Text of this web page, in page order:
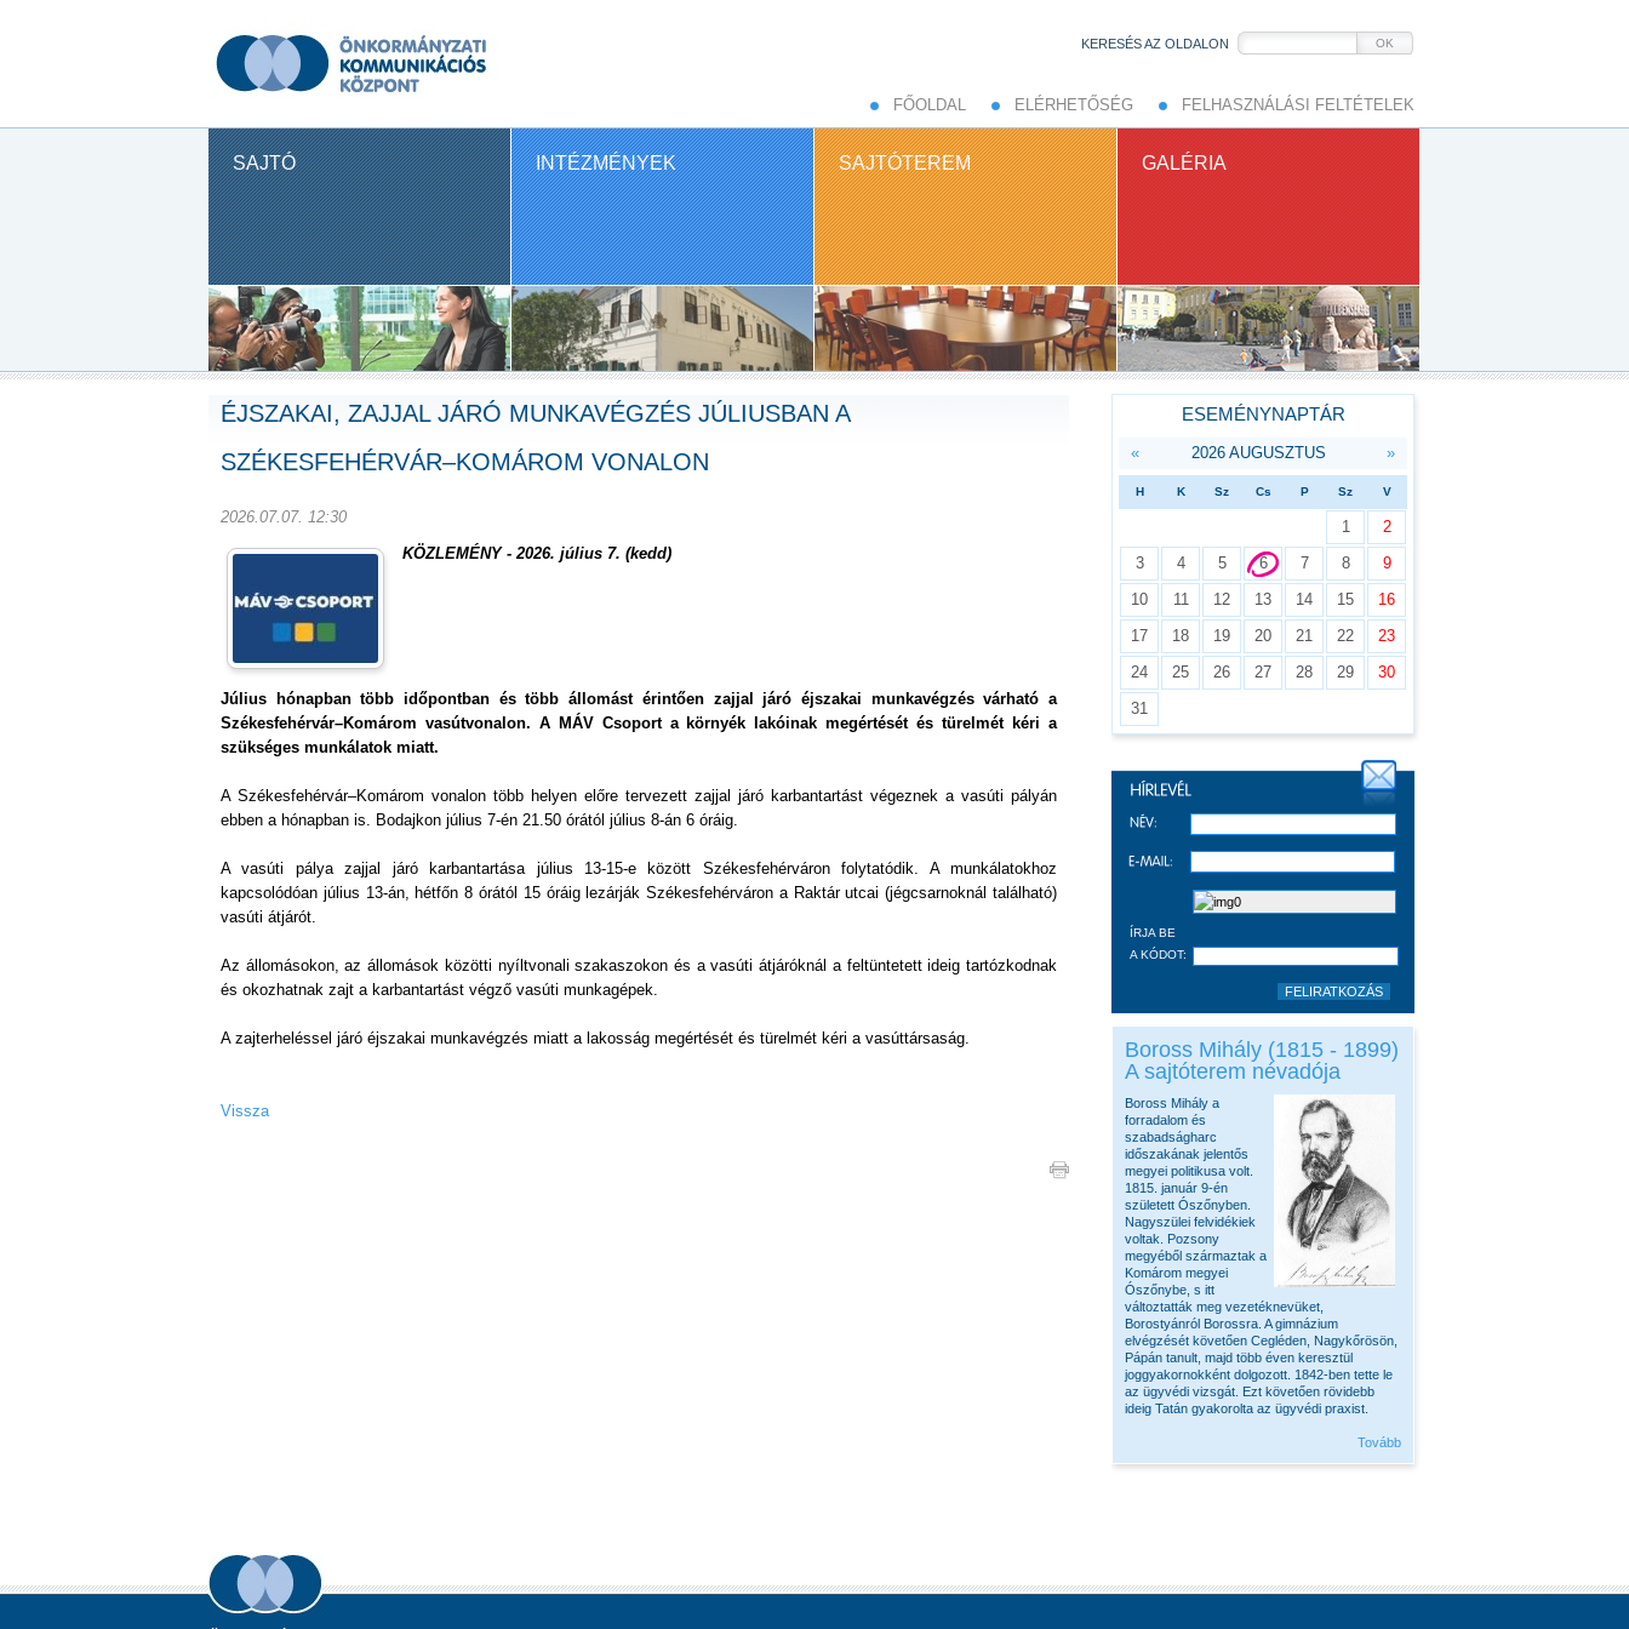
KERESÉS AZ OLDALON OK
FŐOLDAL ELÉRHETŐSÉG FELHASZNÁLÁSI FELTÉTELEK
SAJTÓ INTÉZMÉNYEK SAJTÓTEREM GALÉRIA
ÉJSZAKAI, ZAJJAL JÁRÓ MUNKAVÉGZÉS JÚLIUSBAN A
SZÉKESFEHÉRVÁR–KOMÁROM VONALON
2026.07.07. 12:30
KÖZLEMÉNY - 2026. július 7. (kedd)
Július hónapban több időpontban és több állomást érintően zajjal járó éjszakai munkavégzés várható a
Székesfehérvár–Komárom vasútvonalon. A MÁV Csoport a környék lakóinak megértését és türelmét kéri a
szükséges munkálatok miatt.
A Székesfehérvár–Komárom vonalon több helyen előre tervezett zajjal járó karbantartást végeznek a vasúti pályán
ebben a hónapban is. Bodajkon július 7-én 21.50 órától július 8-án 6 óráig.
A vasúti pálya zajjal járó karbantartása július 13-15-e között Székesfehérváron folytatódik. A munkálatokhoz
kapcsolódóan július 13-án, hétfőn 8 órától 15 óráig lezárják Székesfehérváron a Raktár utcai (jégcsarnoknál található)
vasúti átjárót.
Az állomásokon, az állomások közötti nyíltvonali szakaszokon és a vasúti átjáróknál a feltüntetett ideig tartózkodnak
és okozhatnak zajt a karbantartást végző vasúti munkagépek.
A zajterheléssel járó éjszakai munkavégzés miatt a lakosság megértését és türelmét kéri a vasúttársaság.
Vissza
ESEMÉNYNAPTÁR
« 2026 AUGUSZTUS »
H K Sz Cs P Sz V
1
2
3
4 5 6 7 8
9
10
11 12 13 14 15
16
17
18 19 20 21 22
23
24
25 26 27 28 29
30
31
ÍRJA BE
A KÓDOT:
Boross Mihály (1815 - 1899)
A sajtóterem névadója
Boross Mihály a
forradalom és
szabadságharc
időszakának jelentős
megyei politikusa volt.
1815. január 9-én
született Ószőnyben.
Nagyszülei felvidékiek
voltak. Pozsony
megyéből származtak a
Komárom megyei
Ószőnybe, s itt
változtatták meg vezetéknevüket,
Borostyánról Borossra. A gimnázium
elvégzését követően Cegléden, Nagykőrösön,
Pápán tanult, majd több éven keresztül
joggyakornokként dolgozott. 1842-ben tette le
az ügyvédi vizsgát. Ezt követően rövidebb
ideig Tatán gyakorolta az ügyvédi praxist.
Tovább